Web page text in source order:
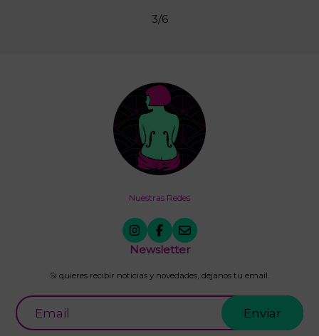
3/6
Nuestras Redes
Newsletter
Si quieres recibir noticias y novedades, déjanos tu email.